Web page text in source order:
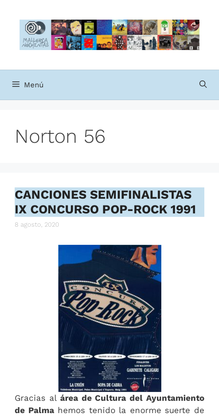
contenido
Menú
Norton 56
CANCIONES SEMIFINALISTAS
IX CONCURSO POP-ROCK 1991
8 agosto, 2020
Gracias al área de Cultura del Ayuntamiento
de Palmahemos tenido la enorme suerte de